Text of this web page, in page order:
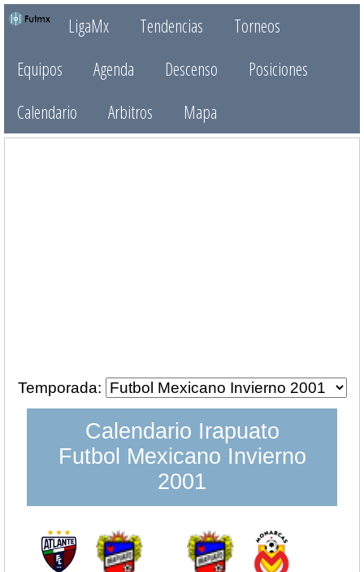
LigaMx Tendencias
Torneos
Equipos
Agenda Descenso
Posiciones
Calendario
Arbitros Mapa
Temporada:
Calendario Irapuato
Futbol Mexicano Invierno
2001